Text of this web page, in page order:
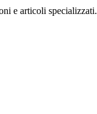
e articoli specializzati.